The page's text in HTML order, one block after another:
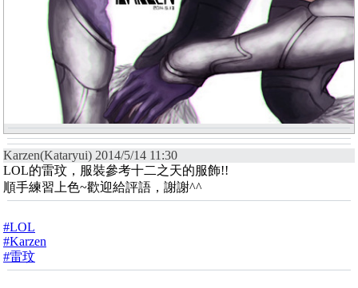
Karzen(Kataryui) 2014/5/14 11:30
LOL的雷玟，服裝參考十二之天的服飾!!
順手練習上色~歡迎給評語，謝謝^^
#LOL
#Karzen
#雷玟